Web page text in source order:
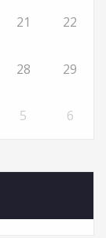
21 22
28 29
5 6